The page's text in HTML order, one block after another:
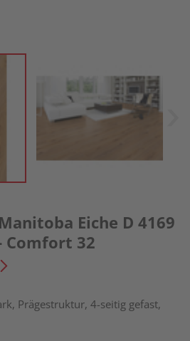
Eiche D 4169
Comfort 32
Prägestruktur, 4-seitig gefast,